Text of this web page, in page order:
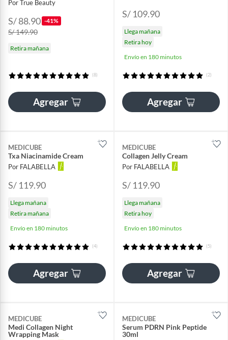
Por True Beauty
S/ 88.90 -41%
S/ 149.90
Retira mañana
(8)
Agregar
S/ 109.90
Llega mañana
Retira hoy
Envío en 180 minutos
(2)
Agregar
MEDICUBE
Txa Niacinamide Cream
Por FALABELLA
S/ 119.90
Llega mañana
Retira mañana
Envío en 180 minutos
(4)
Agregar
MEDICUBE
Collagen Jelly Cream
Por FALABELLA
S/ 119.90
Llega mañana
Retira hoy
Envío en 180 minutos
(5)
Agregar
MEDICUBE
Medi Collagen Night
Wrapping Mask
MEDICUBE
Serum PDRN Pink Peptide
30ml